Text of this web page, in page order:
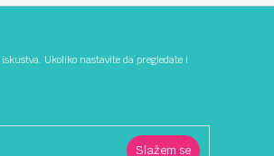
kompletne i bez grešaka. Svi artikli
Ukoliko nastavite da pregledate i
Slažem se